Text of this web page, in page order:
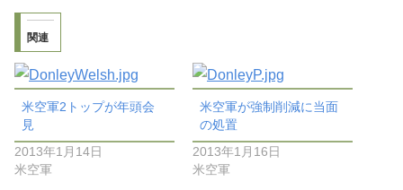
関連
米空軍2トップが年頭会
見
2013年1月14日
米空軍
米空軍が強制削減に当面
の処置
2013年1月16日
米空軍